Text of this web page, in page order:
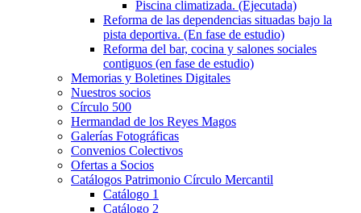
Piscina climatizada. (Ejecutada)
Reforma de las dependencias situadas bajo la
pista deportiva. (En fase de estudio)
Reforma del bar, cocina y salones sociales
contiguos (en fase de estudio)
Memorias y Boletines Digitales
Nuestros socios
Círculo 500
Hermandad de los Reyes Magos
Galerías Fotográficas
Convenios Colectivos
Ofertas a Socios
Catálogos Patrimonio Círculo Mercantil
Catálogo 1
Catálogo 2